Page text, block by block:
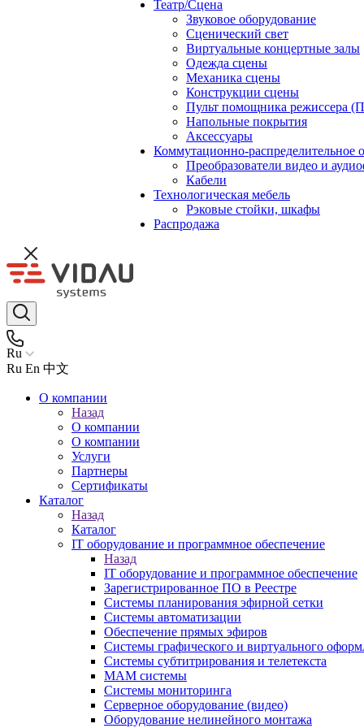
Театр/Сцена
Звуковое оборудование
Сценический свет
Виртуальные концертные залы
Одежда сцены
Механика сцены
Конструкции сцены
Пульт помощника режиссера
Напольные покрытия
Аксессуары
Коммутационно-распределительное
Преобразователи видео и
Кабели
Технологическая мебель
Рэковые стойки, шкафы
Распродажа
Ru
Ru En 中文
О компании
Назад
О компании
О компании
Услуги
Партнеры
Сертификаты
Каталог
Назад
Каталог
IT оборудование и программное обеспечение
Назад
IT оборудование и программное обеспечение
Зарегистрированное ПО в Реестре
Системы планирования эфирной сетки
Системы автоматизации
Обеспечение прямых эфиров
Системы графического и виртуального
Системы субтитрирования и телетекста
MAM системы
Системы мониторинга
Серверное оборудование (видео)
Оборудование нелинейного монтажа